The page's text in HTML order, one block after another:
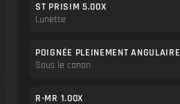
ST PRISIM 5.00X
Lunette
POIGNÉE PLEINEMENT ANGULAIRE
Sous le canon
R-MR 1.00X